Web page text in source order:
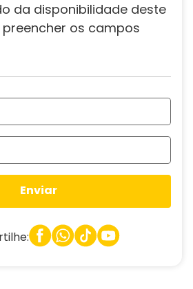
da disponibilidade deste
os campos
Enviar